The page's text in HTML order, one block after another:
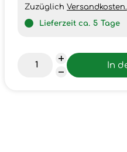
Zuzüglich Versandkosten.
Lieferzeit ca. 5 Tage